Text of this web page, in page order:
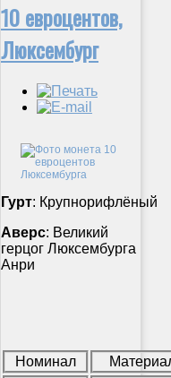
10 евроцентов,
Люксембург
Гурт: Крупнорифлёный
Аверс: Великий
герцог Люксембурга
Анри
Номинал